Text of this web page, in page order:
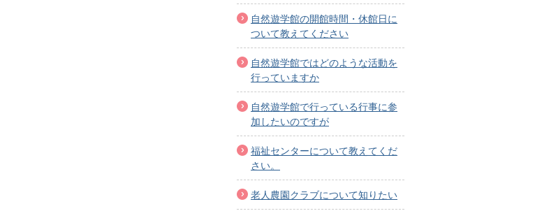
自然遊学館の開館時間・休館日に
ついて教えてください
自然遊学館ではどのような活動を
行っていますか
自然遊学館で行っている行事に参
加したいのですが
福祉センターについて教えてくだ
さい。
老人農園クラブについて知りたい